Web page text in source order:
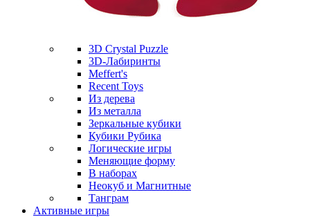
3D Crystal Puzzle
3D-Лабиринты
Meffert's
Recent Toys
Из дерева
Из металла
Зеркальные кубики
Кубики Рубика
Логические игры
Меняющие форму
В наборах
Неокуб и Магнитные
Танграм
Активные игры